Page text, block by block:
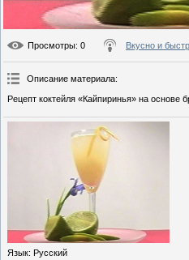
Просмотры: 0 Вкусно и
Описание материала:
Рецепт коктейля «Кайпиринья» на
Язык: Русский